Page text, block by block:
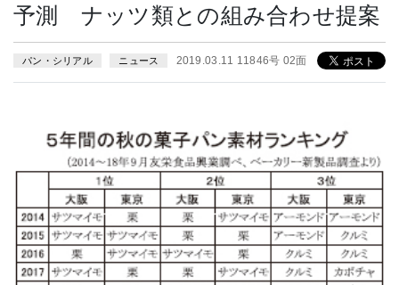
予測 ナッツ類との組み合わせ提案
パン・シリアル ニュース 2019.03.11 11846号 02面